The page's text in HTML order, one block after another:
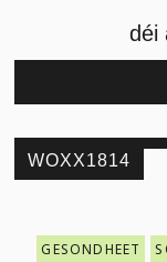
déi
WOXX1814
GESONDHEET